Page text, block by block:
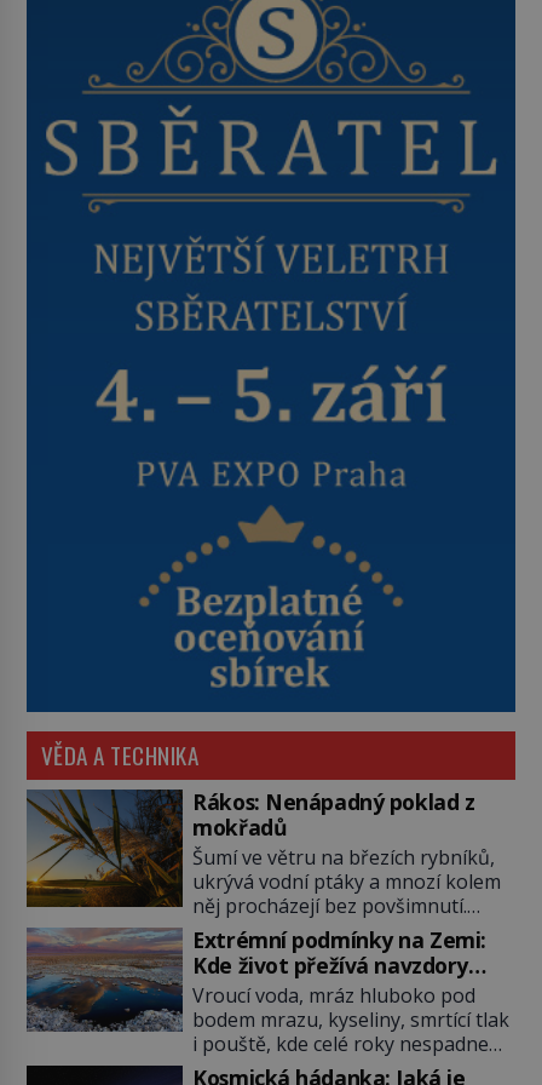
VĚDA A TECHNIKA
Rákos: Nenápadný poklad z
mokřadů
Šumí ve větru na březích rybníků,
ukrývá vodní ptáky a mnozí kolem
něj procházejí bez povšimnutí.
Přesto právě rákos pomáhal stavět
domy, vyrábět lodě, zapisovat první
texty a inspiroval řadu pověstí.
Tato skromná, ale užitečná
rostlina provází člověka už tisíce
let. Většina lidí vnímá rákos jen jako
obyčejnou kulisu letního koupání.
Extrémní podmínky na Zemi:
Kde život přežívá navzdory
všemu
Vroucí voda, mráz hluboko pod
bodem mrazu, kyseliny, smrtící tlak
i pouště, kde celé roky nespadne
jediná kapka deště. Na první
Kosmická hádanka: Jaká je